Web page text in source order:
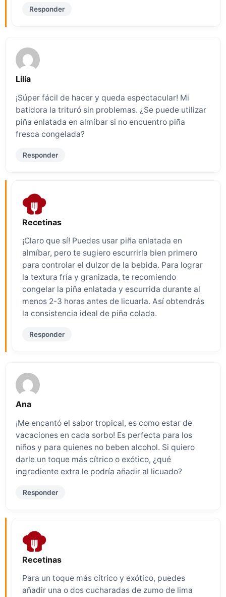
Responder
Lilia
¡Súper fácil de hacer y queda espectacular! Mi
batidora la trituró sin problemas. ¿Se puede utilizar
piña enlatada en almíbar si no encuentro piña
fresca congelada?
Responder
Recetinas
¡Claro que sí! Puedes usar piña enlatada en
almíbar, pero te sugiero escurrirla bien primero
para controlar el dulzor de la bebida. Para lograr
la textura fría y granizada, te recomiendo
congelar la piña enlatada y escurrida durante al
menos 2-3 horas antes de licuarla. Así obtendrás
la consistencia ideal de piña colada.
Responder
Ana
¡Me encantó el sabor tropical, es como estar de
vacaciones en cada sorbo! Es perfecta para los
niños y para quienes no beben alcohol. Si quiero
darle un toque más cítrico o exótico, ¿qué
ingrediente extra le podría añadir al licuado?
Responder
Recetinas
Para un toque más cítrico y exótico, puedes
añadir una o dos cucharadas de zumo de lima